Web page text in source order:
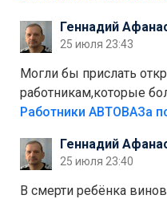
Штрафы мизерные.
Геннадий
25 июля 23:43
Могли бы прислать
работникам,которые
на предприятии.
Работники АВТОВАЗа
Геннадий
25 июля 23:40
В смерти ребёнка